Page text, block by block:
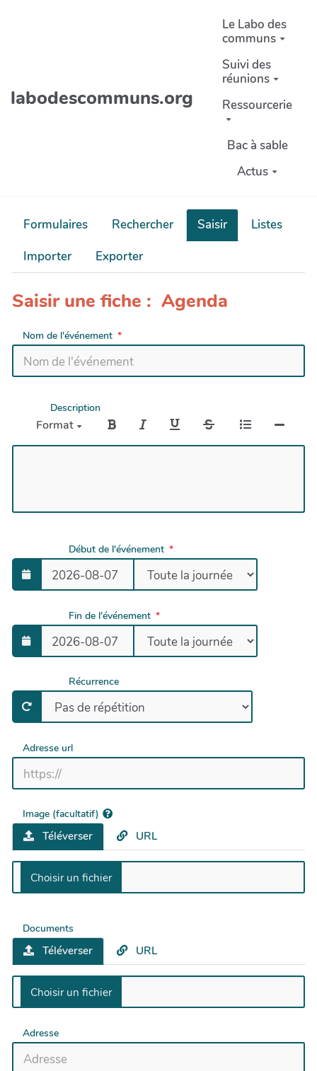
labodescommuns.org
Le Labo des
communs
Suivi des
réunions
Ressourcerie
Bac à sable
Actus
Formulaires Rechercher Saisir
Listes
Importer
Exporter
Saisir une fiche : Agenda
Nom de l'événement
Description
Format
Début de l'événement
Fin de l'événement
Récurrence
Adresse url
Image (facultatif)
Téléverser URL
Documents
Téléverser URL
Adresse